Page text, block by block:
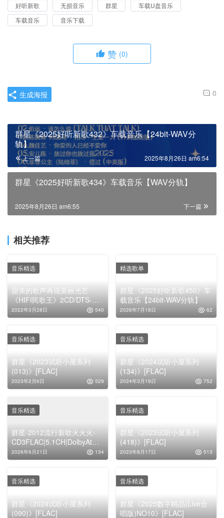
好听新歌 无损音乐 群星
车载U盘音乐
车载音乐
音乐下载
赞 (0)
0
生成海报
群星《2025好听新歌432》车载音乐【24bit-WAV分
轨】
上一篇 2025年8月26日 am6:54
群星《2025好听新歌434》车载音乐【WAV分轨】
下一篇
2025年8月26日 am6:55
相关推荐
甜美的歌声再现美丽光芒
《HIFI民歌王》2CD/DTS-
ES[WAV分轨]
2022年3月28日 540
音乐精选
群星《2025好听新歌450》车
载音乐【24bit-WAV分轨】
2026年7月18日 62
精选歌单
群星《2023试听小屋系列
(013)》[FLAC]
2023年2月6日 529
音乐精选
群星《2024试听小屋系列
(134)》[FLAC]
2024年3月19日 752
音乐精选
群星-2012流行新歌火火火-
CD3FLAC|5.1CH|DolbyAtmo
s|Auro-3D
2026年6月21日 134
音乐精选
群星《2023试听小屋系列
(418)》[FLAC]
2023年8月17日 513
音乐精选
群星《2024试听小屋系列
(090)》[FLAC]
音乐精选
群星《2025数字精品(Live合
唱版)NO10》[FLAC]
音乐精选